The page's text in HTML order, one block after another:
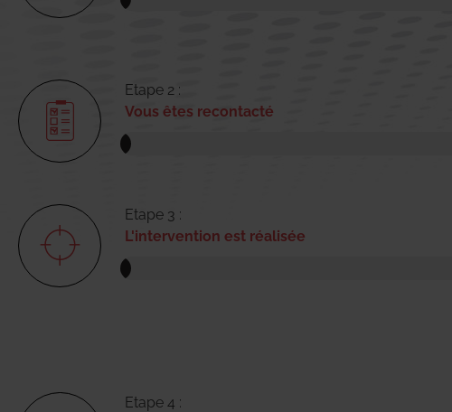
Etape 2 :
Vous êtes recontacté
Etape 3 :
L'intervention est réalisée
Etape 4 :